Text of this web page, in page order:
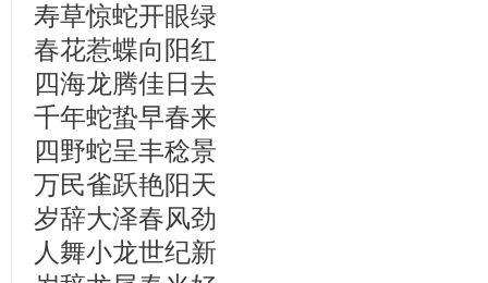
寿草惊蛇开眼绿
春花惹蝶向阳红
四海龙腾佳日去
千年蛇蛰早春来
四野蛇呈丰稔景
万民雀跃艳阳天
岁辞大泽春风劲
人舞小龙世纪新